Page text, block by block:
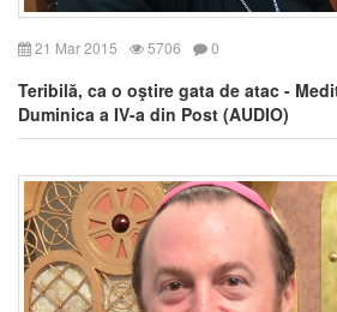
21 Mar 2015 5706 0
Teribilă, ca o oştire gata de atac -
Duminica a IV-a din Post (AUDIO)